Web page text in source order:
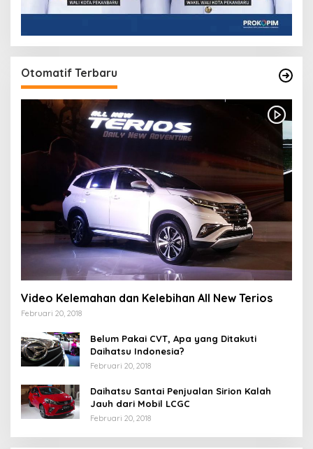
Otomatif Terbaru
Video Kelemahan dan Kelebihan All New Terios
Februari 20, 2018
Belum Pakai CVT, Apa yang Ditakuti
Daihatsu Indonesia?
Februari 20, 2018
Daihatsu Santai Penjualan Sirion Kalah
Jauh dari Mobil LCGC
Februari 20, 2018